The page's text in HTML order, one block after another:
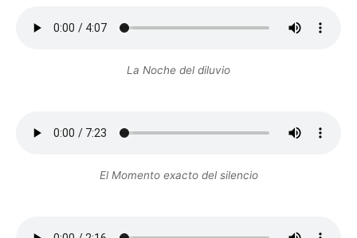
La Noche del diluvio
El Momento exacto del silencio